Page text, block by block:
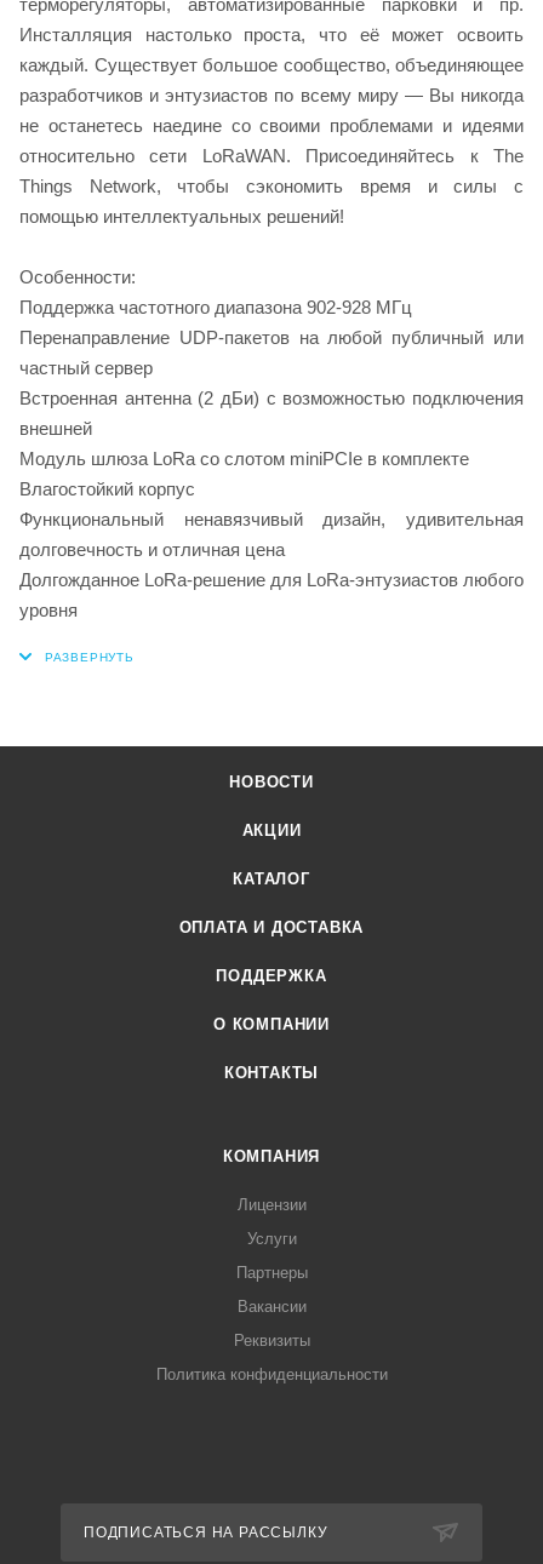
терморегуляторы, автоматизированные парковки и пр.
Инсталляция настолько проста, что её может освоить
каждый. Cуществует большое сообщество, объединяющее
разработчиков и энтузиастов по всему миру — Вы никогда
не останетесь наедине со своими проблемами и идеями
относительно сети LoRaWAN. Присоединяйтесь к The
Things Network, чтобы сэкономить время и силы с
помощью интеллектуальных решений!
Особенности:
Поддержка частотного диапазона 902-928 МГц
Перенаправление UDP-пакетов на любой публичный или
частный сервер
Встроенная антенна (2 дБи) с возможностью подключения
внешней
Модуль шлюза LoRa cо слотом miniPCIe в комплекте
Влагостойкий корпус
Функциональный ненавязчивый дизайн, удивительная
долговечность и отличная цена
Долгожданное LoRa-решение для LoRa-энтузиастов любого
уровня
НОВОСТИ
АКЦИИ
КАТАЛОГ
ОПЛАТА И ДОСТАВКА
ПОДДЕРЖКА
О КОМПАНИИ
КОНТАКТЫ
КОМПАНИЯ
Лицензии
Услуги
Партнеры
Вакансии
Реквизиты
Политика конфиденциальности
ПОДПИСАТЬСЯ НА РАССЫЛКУ